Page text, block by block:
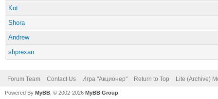
Kot
Shora
Andrew
shprexan
Forum Team Contact Us Игра "Акционер" Return to Top Lite (Archive)
Powered By MyBB , © 2002-2026 MyBB Group